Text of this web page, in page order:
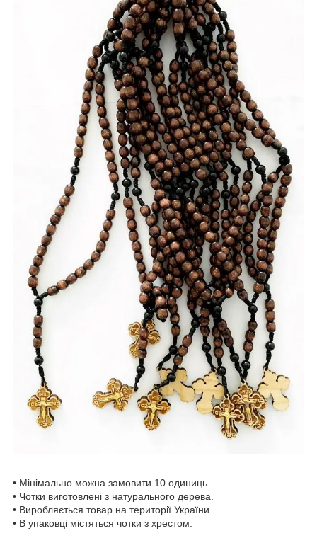
• Мінімально можна замовити 10 одиниць.
• Чотки виготовлені з натурального дерева.
• Виробляється товар на території України.
• В упаковці містяться чотки з хрестом.